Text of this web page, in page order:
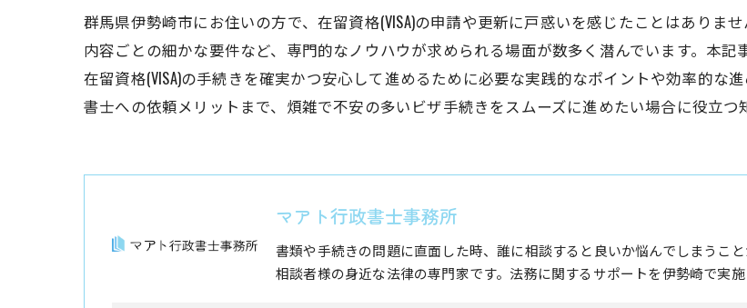
群馬県伊勢崎市にお住いの方で、在留資格(VISA)の申請や更新に戸惑いを感じたことはありま
内容ごとの細かな要件など、専門的なノウハウが求められる場面が数多く潜んでいます。本記
在留資格(VISA)の手続きを確実かつ安心して進めるために必要な実践的なポイントや効率的な
書士への依頼メリットまで、煩雑で不安の多いビザ手続きをスムーズに進めたい場合に役立つ
マアト行政書士事務所
書類や手続きの問題に直面した時、誰に相談すると良いか悩んでしまうこ
相談者様の身近な法律の専門家です。法務に関するサポートを伊勢崎で実施